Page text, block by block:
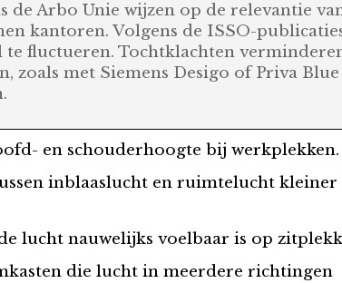
Arbo Unie wijzen op de relevantie
kantoren. Volgens de ISSO-
fluctueren. Tochtklachten
met Siemens Desigo of Priva
en schouderhoogte bij werkplekken.
inblaaslucht en ruimtelucht kleiner
lucht nauwelijks voelbaar is op
die lucht in meerdere richtingen